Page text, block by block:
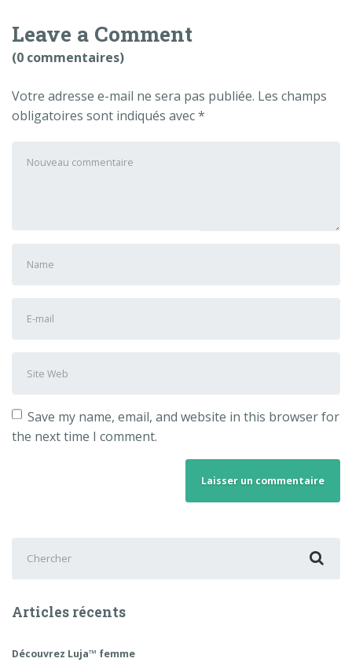
Leave a Comment
(0 commentaires)
Votre adresse e-mail ne sera pas publiée. Les champs
obligatoires sont indiqués avec*
commentaire*
Web
Save my name, email, and website in this browser for
the next time I comment.
Articles récents
Découvrez Luja™ femme